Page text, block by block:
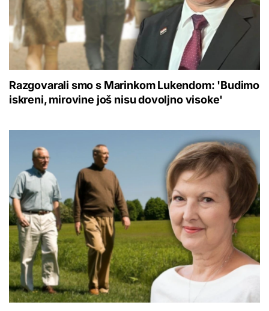
Razgovarali smo s Marinkom Lukendom: 'Budimo
iskreni, mirovine još nisu dovoljno visoke'